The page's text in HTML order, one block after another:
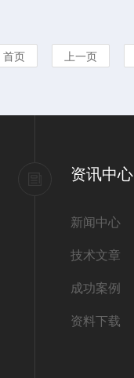
将一个非常尖
首页 上一页
资讯中心
新闻中心
技术文章
成功案例
资料下载